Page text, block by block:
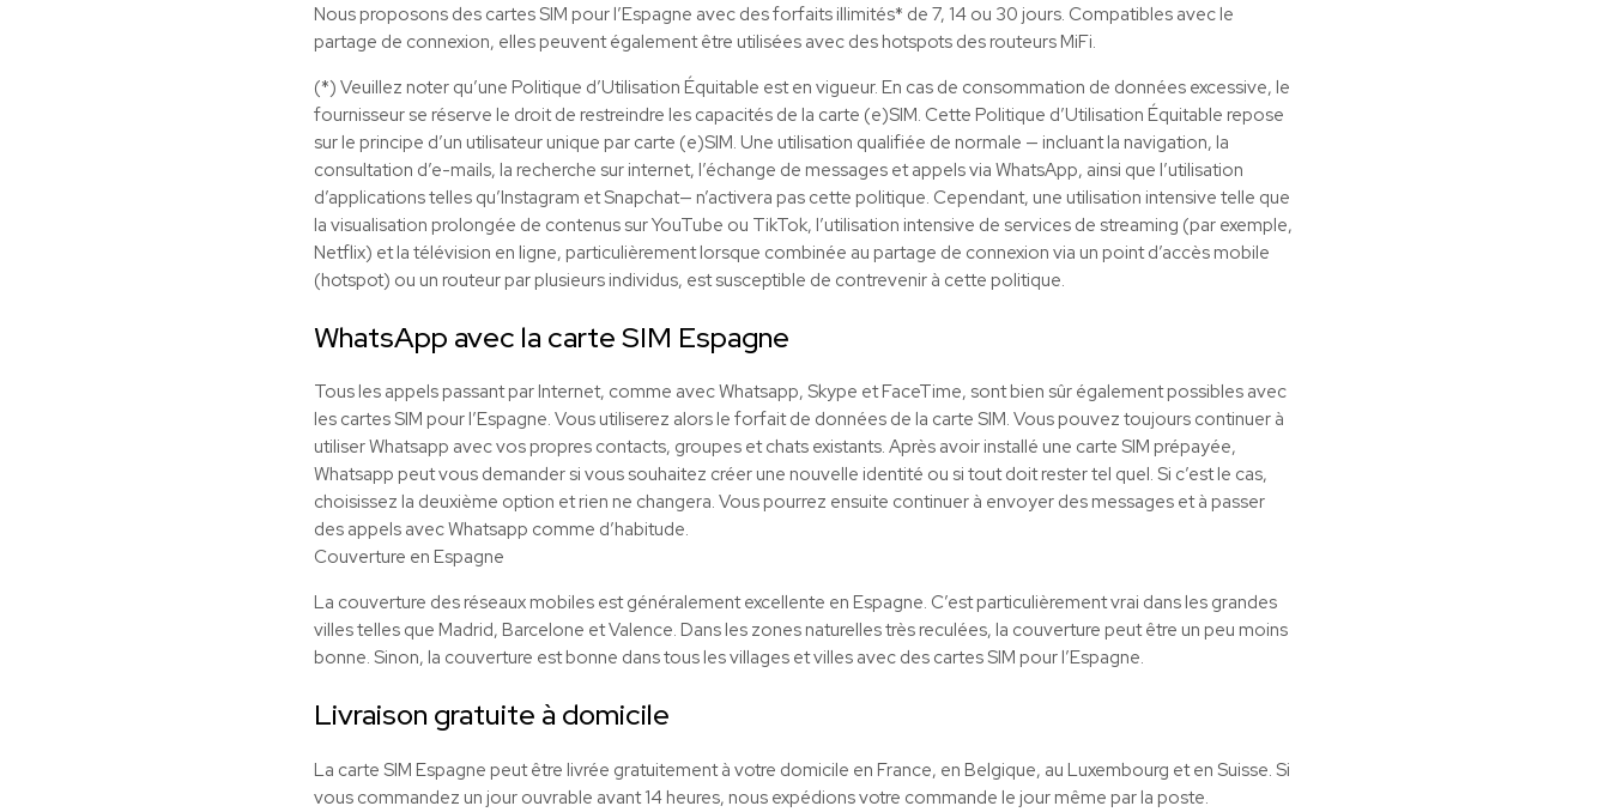
Nous proposons des cartes SIM pour l’Espagne avec des forfaits illimités* de 7, 14 ou 30 jours. Compatibles avec le
partage de connexion, elles peuvent également être utilisées avec des hotspots des routeurs MiFi.
(*) Veuillez noter qu’une Politique d’Utilisation Équitable est en vigueur. En cas de consommation de données excessive, le
fournisseur se réserve le droit de restreindre les capacités de la carte (e)SIM. Cette Politique d’Utilisation Équitable repose
sur le principe d’un utilisateur unique par carte (e)SIM. Une utilisation qualifiée de normale — incluant la navigation, la
consultation d’e-mails, la recherche sur internet, l’échange de messages et appels via WhatsApp, ainsi que l’utilisation
d’applications telles qu’Instagram et Snapchat— n’activera pas cette politique. Cependant, une utilisation intensive telle que
la visualisation prolongée de contenus sur YouTube ou TikTok, l’utilisation intensive de services de streaming (par exemple,
Netflix) et la télévision en ligne, particulièrement lorsque combinée au partage de connexion via un point d’accès mobile
(hotspot) ou un routeur par plusieurs individus, est susceptible de contrevenir à cette politique.
WhatsApp avec la carte SIM Espagne
Tous les appels passant par Internet, comme avec Whatsapp, Skype et FaceTime, sont bien sûr également possibles avec
les cartes SIM pour l’Espagne. Vous utiliserez alors le forfait de données de la carte SIM. Vous pouvez toujours continuer à
utiliser Whatsapp avec vos propres contacts, groupes et chats existants. Après avoir installé une carte SIM prépayée,
Whatsapp peut vous demander si vous souhaitez créer une nouvelle identité ou si tout doit rester tel quel. Si c’est le cas,
choisissez la deuxième option et rien ne changera. Vous pourrez ensuite continuer à envoyer des messages et à passer
des appels avec Whatsapp comme d’habitude.
Couverture en Espagne
La couverture des réseaux mobiles est généralement excellente en Espagne. C’est particulièrement vrai dans les grandes
villes telles que Madrid, Barcelone et Valence. Dans les zones naturelles très reculées, la couverture peut être un peu moins
bonne. Sinon, la couverture est bonne dans tous les villages et villes avec des cartes SIM pour l’Espagne.
Livraison gratuite à domicile
La carte SIM Espagne peut être livrée gratuitement à votre domicile en France, en Belgique, au Luxembourg et en Suisse. Si
vous commandez un jour ouvrable avant 14 heures, nous expédions votre commande le jour même par la poste.